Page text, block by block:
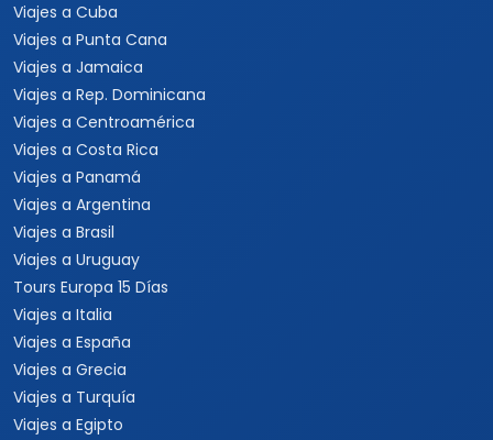
Viajes a Cuba
Viajes a Punta Cana
Viajes a Jamaica
Viajes a Rep. Dominicana
Viajes a Centroamérica
Viajes a Costa Rica
Viajes a Panamá
Viajes a Argentina
Viajes a Brasil
Viajes a Uruguay
Tours Europa 15 Días
Viajes a Italia
Viajes a España
Viajes a Grecia
Viajes a Turquía
Viajes a Egipto